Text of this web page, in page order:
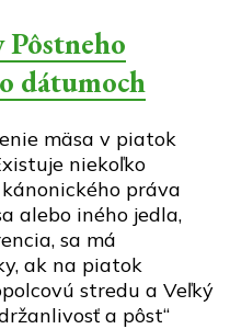
dátumoch
mäsa v piatok
niekoľko
práva
alebo iného jedla,
sa má
ak na piatok
stredu a Veľký
a pôst“